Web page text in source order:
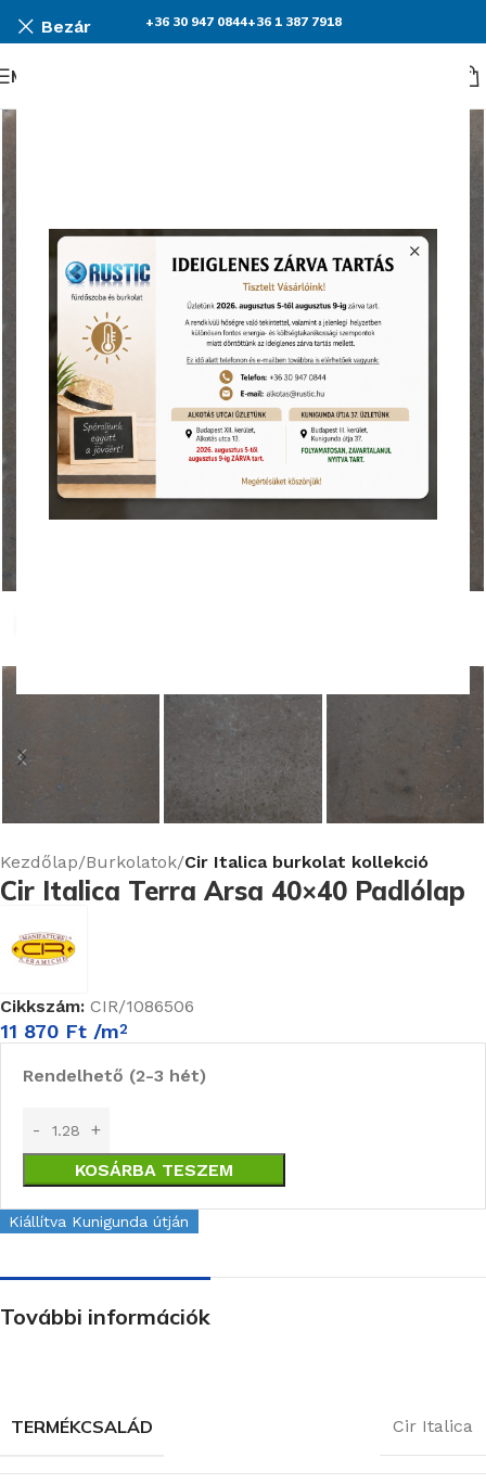
Bezár +36 30 947 0844+36 1 387 7918
Menü
Kezdőlap Burkolatok Cir Italica burkolat kollekció
Cir Italica Terra Arsa 40×40 Padlólap
Cikkszám: CIR/1086506
11 870 Ft /m2
Rendelhető (2-3 hét)
KOSÁRBA TESZEM
Kiállítva Kunigunda útján
További információk
TERMÉKCSALÁD Cir Italica